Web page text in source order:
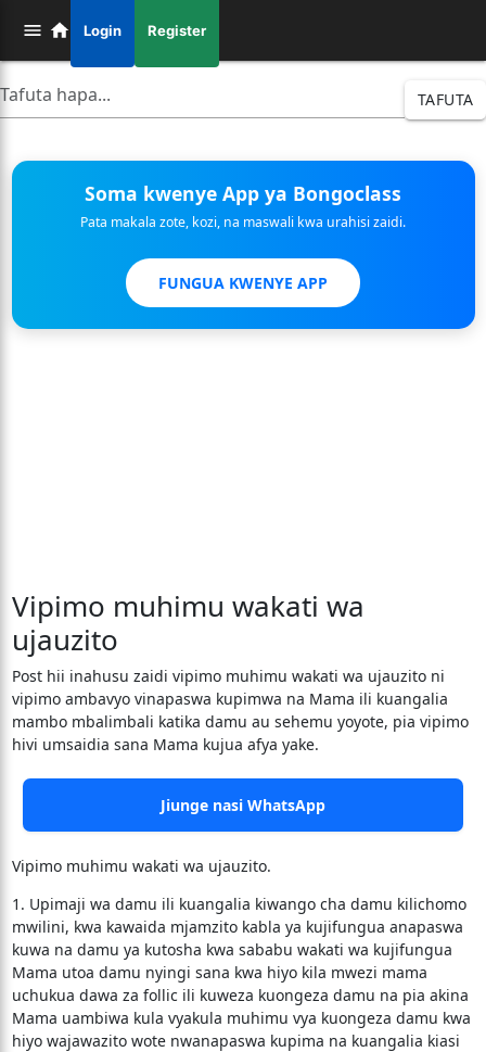
Login Register
TAFUTA
Soma kwenye App ya Bongoclass
Pata makala zote, kozi, na maswali kwa urahisi zaidi.
FUNGUA KWENYE APP
Vipimo muhimu wakati wa
ujauzito
Post hii inahusu zaidi vipimo muhimu wakati wa ujauzito ni
vipimo ambavyo vinapaswa kupimwa na Mama ili kuangalia
mambo mbalimbali katika damu au sehemu yoyote, pia vipimo
hivi umsaidia sana Mama kujua afya yake.
Jiunge nasi WhatsApp
Vipimo muhimu wakati wa ujauzito.
1. Upimaji wa damu ili kuangalia kiwango cha damu kilichomo
mwilini, kwa kawaida mjamzito kabla ya kujifungua anapaswa
kuwa na damu ya kutosha kwa sababu wakati wa kujifungua
Mama utoa damu nyingi sana kwa hiyo kila mwezi mama
uchukua dawa za follic ili kuweza kuongeza damu na pia akina
Mama uambiwa kula vyakula muhimu vya kuongeza damu kwa
hiyo wajawazito wote nwanapaswa kupima na kuangalia kiasi